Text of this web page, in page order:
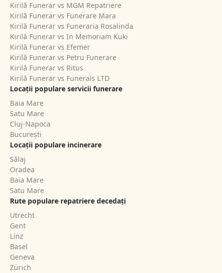
Kirilă Funerar vs MGM Repatriere
Kirilă Funerar vs Funerare Mara
Kirilă Funerar vs Funeraria Rosalinda
Kirilă Funerar vs In Memoriam Kuki
Kirilă Funerar vs Efemer
Kirilă Funerar vs Petru Funerare
Kirilă Funerar vs Ritus
Kirilă Funerar vs Funerals LTD
Locații populare servicii funerare
Baia Mare
Satu Mare
Cluj-Napoca
București
Locații populare incinerare
Sălaj
Oradea
Baia Mare
Satu Mare
Rute populare repatriere decedați
Utrecht
Gent
Linz
Basel
Geneva
Zürich